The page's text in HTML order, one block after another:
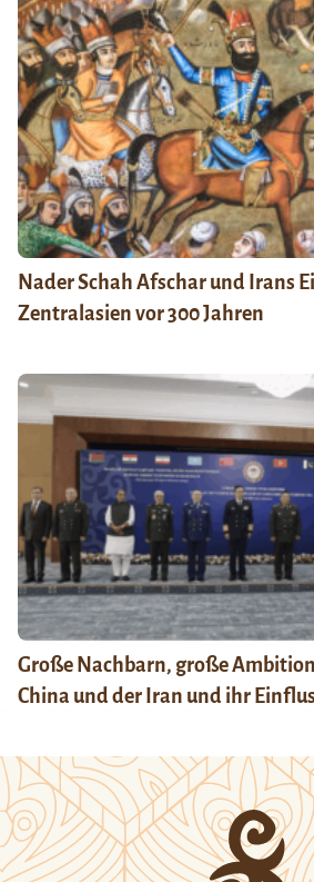
Nader Schah Afschar und Irans
Zentralasien vor 300 Jahren
Große Nachbarn, große
China und der Iran und ihr